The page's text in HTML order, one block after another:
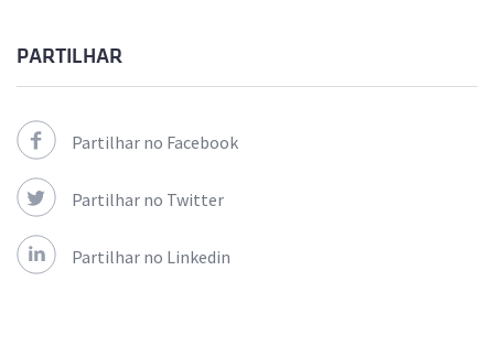
PARTILHAR
Partilhar no Facebook
Partilhar no Twitter
Partilhar no Linkedin